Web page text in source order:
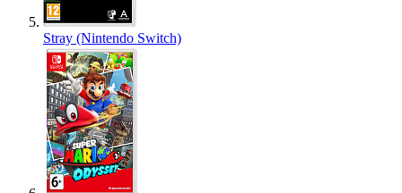
Stray (Nintendo Switch)